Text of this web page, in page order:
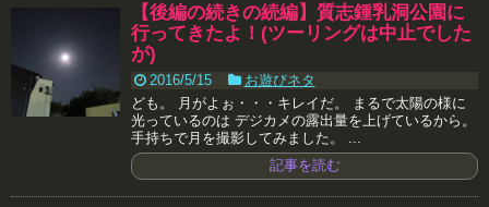
【後編の続きの続編】質志鍾乳洞公園に
行ってきたよ！(ツーリングは中止でした
が)
2016/5/15
お遊びネタ
ども。 月がよぉ・・・キレイだ。 まるで太陽の様に
光っているのは デジカメの露出量を上げているから。
手持ちで月を撮影してみました。 ...
記事を読む